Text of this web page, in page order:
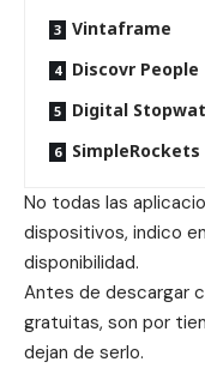
Vintaframe
Discovr People
Digital
SimpleRockets
No todas las
dispositivos, indico
disponibilidad.
Antes de descargar
gratuitas, son por
dejan de serlo.